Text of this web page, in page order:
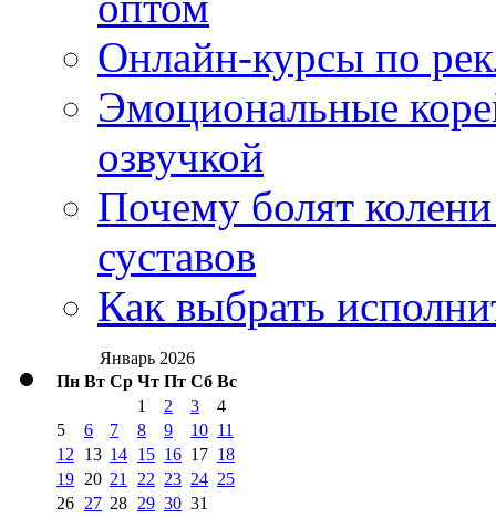
Онлайн-курсы по
Эмоциональные
озвучкой
Почему болят
суставов
Как выбрать
Январь 2026
Пн Вт Ср Чт Пт Сб Вс
1 2 3
4
5
6 7 8 9 10 11
12
13 14 15 16 17 18
19 20 21 22 23 24 25
26 27 28 29 30 31